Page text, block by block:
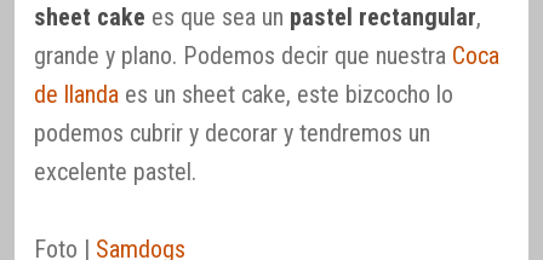
sheet cake es que sea un pastel rectangular,
grande y plano. Podemos decir que nuestra Coca
de llanda es un sheet cake, este bizcocho lo
podemos cubrir y decorar y tendremos un
excelente pastel.
Foto | Samdogs